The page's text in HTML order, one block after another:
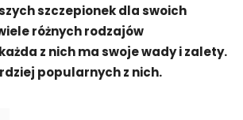
szczepionek dla swoich
różnych rodzajów
z nich ma swoje wady i zalety.
popularnych z nich.